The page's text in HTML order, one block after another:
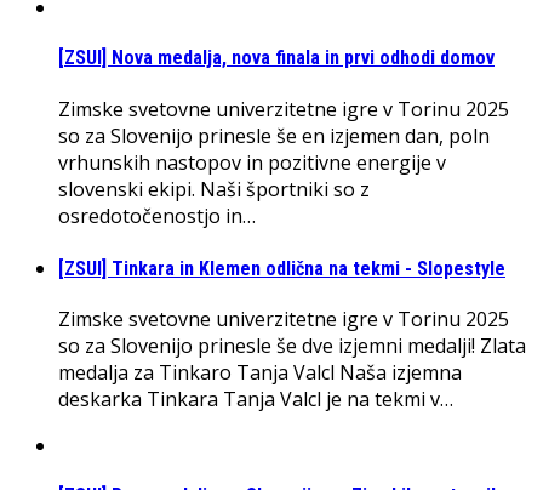
[ZSUI] Nova medalja, nova finala in prvi odhodi domov
Zimske svetovne univerzitetne igre v Torinu 2025
so za Slovenijo prinesle še en izjemen dan, poln
vrhunskih nastopov in pozitivne energije v
slovenski ekipi. Naši športniki so z
osredotočenostjo in…
[ZSUI] Tinkara in Klemen odlična na tekmi - Slopestyle
Zimske svetovne univerzitetne igre v Torinu 2025
so za Slovenijo prinesle še dve izjemni medalji! Zlata
medalja za Tinkaro Tanja Valcl Naša izjemna
deskarka Tinkara Tanja Valcl je na tekmi v…